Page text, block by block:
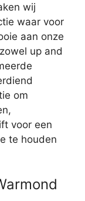
wij
waar voor
aan onze
up and
om
voor een
te houden